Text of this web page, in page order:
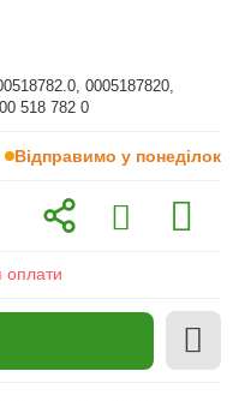
0005187820,
518 782 0
Відправимо у понеділок
оплати